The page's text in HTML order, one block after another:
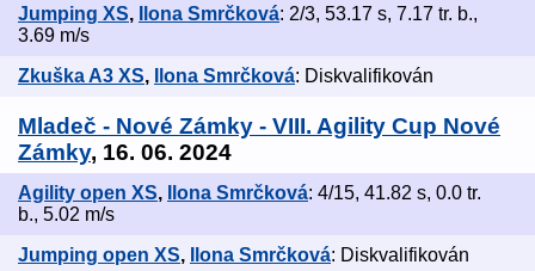
Jumping XS, Ilona Smrčková: 2/3, 53.17 s, 7.17 tr. b.,
3.69 m/s
Zkuška A3 XS, Ilona Smrčková: Diskvalifikován
Mladeč - Nové Zámky - VIII. Agility Cup Nové
Zámky, 16. 06. 2024
Agility open XS, Ilona Smrčková: 4/15, 41.82 s, 0.0 tr.
b., 5.02 m/s
Jumping open XS, Ilona Smrčková: Diskvalifikován